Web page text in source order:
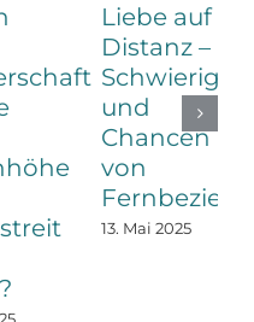
Liebe auf
Distanz –
und
Chancen
von
13. Mai 2025